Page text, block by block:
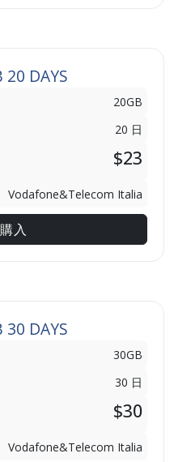
20 DAYS
20GB
20 日
$23
Vodafone&Telecom Italia
入
30 DAYS
30GB
30 日
$30
Vodafone&Telecom Italia